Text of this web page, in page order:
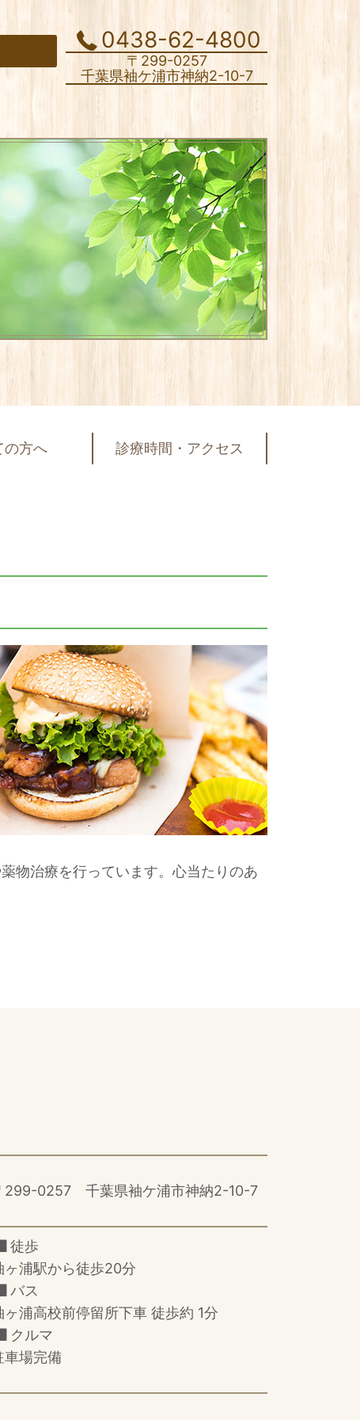
0438-62-4800
〒299-0257
千葉県袖ケ浦市神納2-10-7
の方へ 診療時間・アクセス
物治療を行っています。心当たりのあ
299-0257 千葉県袖ケ浦市神納2-10-7
徒歩
ヶ浦駅から徒歩20分
バス
ヶ浦高校前停留所下車 徒歩約 1分
クルマ
車場完備